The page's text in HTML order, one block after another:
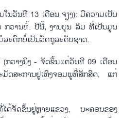
ນວັນທີ 13 ເດືອນ ຈຽງ): ມີຄວາມເປັນ
ກວານຫໍ້. ປີນີ້, ງານບຸນ ລິມ ທີ່ເປັນມູນ
ະດົກບໍ່ເປັນວັດຖຸລະດັບຊາດ.
ກວາງນິງ - ຈັດຂຶ້ນແຕ່ວັນທີ 09 ເດືອນ
ມັດສະການຢູ່ເທິງຈອມພູທີ່ສັກສິດ, ແກ່
ດ້ຈັດຂຶ້ນຢູ່ຫຼາຍແຂວງ, ນະຄອນຂອງ